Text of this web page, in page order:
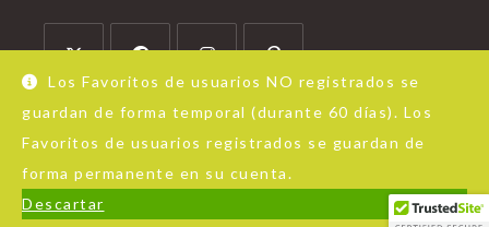
Los Favoritos de usuarios NO registrados se
guardan de forma temporal (durante 60 días). Los
Favoritos de usuarios registrados se guardan de
forma permanente en su cuenta.
Descartar
Acerca de Almacén de Cuentos Aviso Legal